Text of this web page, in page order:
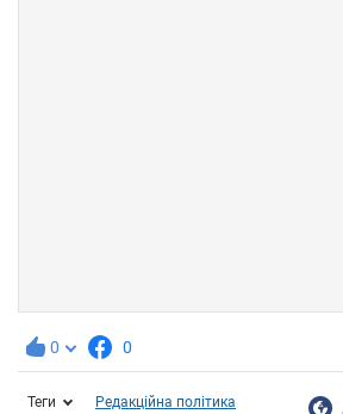
0 0
Теги Редакційна політика